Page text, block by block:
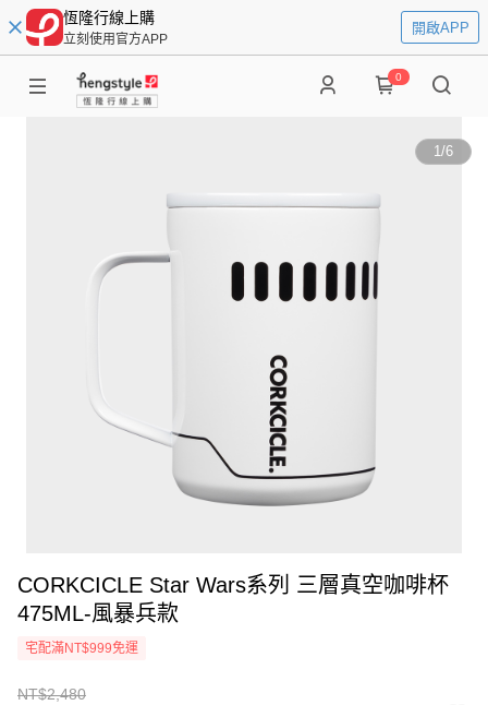
恆隆行線上購
立刻使用官方APP
開啟APP
0
1/6
CORKCICLE Star Wars系列 三層真空咖啡杯
475ML-風暴兵款
宅配滿NT$999免運
NT$2,480